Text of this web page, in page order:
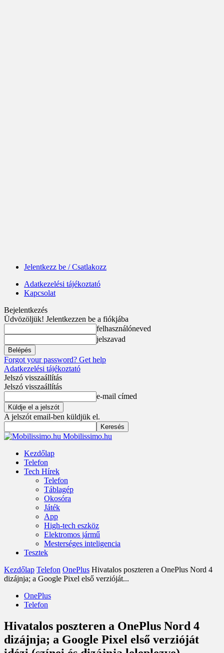
Jelentkezz be / Csatlakozz
Adatkezelési tájékoztató
Kapcsolat
Bejelentkezés
Üdvözöljük! Jelentkezzen be a fiókjába
felhasználóneved
jelszavad
Forgot your password? Get help
Adatkezelési tájékoztató
Jelszó visszaállítás
Jelszó visszaállítás
e-mail címed
A jelszót email-ben küldjük el.
Mobilissimo.hu
Kezdőlap
Telefon
Tech Hírek
Telefon
Táblagép
Okosóra
Játék
App
High-tech eszköz
Elektromos jármű
Mesterséges inteligencia
Tesztek
Kezdőlap Telefon OnePlus Hivatalos poszteren a OnePlus Nord 4
dizájnja; a Google Pixel első verzióját...
OnePlus
Telefon
Hivatalos poszteren a OnePlus Nord 4
dizájnja; a Google Pixel első verzióját